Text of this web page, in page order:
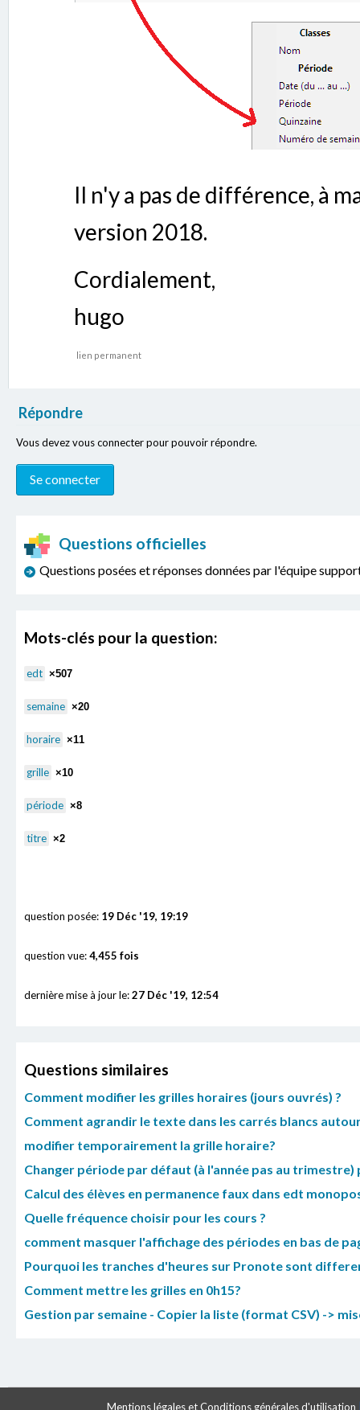
Il n'y a pas de différence, à
version 2018.
Cordialement,
hugo
lien permanent
Répondre
Vous devez vous connecter pour pouvoir répondre.
Questions officielles
Questions posées et réponses données par l'équipe
Mots-clés pour la question:
edt ×507
semaine ×20
horaire ×11
grille ×10
période ×8
titre ×2
question posée: 19 Déc '19, 19:19
question vue:4,455 fois
dernière mise à jour le:27 Déc '19, 12:54
Questions similaires
Comment modifier les grilles horaires (jours ouvrés) ?
Comment agrandir le texte dans les carrés blancs
modifier temporairement la grille horaire?
Changer période par défaut (à l'année pas au
Calcul des élèves en permanence faux dans edt
Quelle fréquence choisir pour les cours ?
comment masquer l'affichage des périodes en bas de
Pourquoi les tranches d'heures sur Pronote sont
Comment mettre les grilles en 0h15?
Gestion par semaine - Copier la liste (format CSV) ->
Mentions légales et Conditions générales d'utilisation